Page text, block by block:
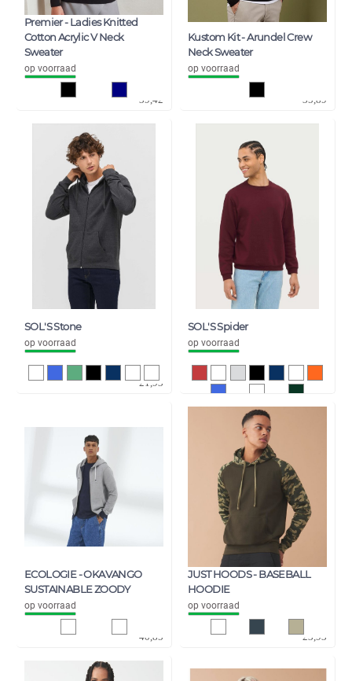
Premier - Ladies Knitted
Cotton Acrylic V Neck
Sweater
op voorraad
39,42
Kustom Kit - Arundel Crew
Neck Sweater
op voorraad
35,89
SOL'S Stone
op voorraad
18,12
21,93
SOL'S Spider
op voorraad
7,50
9,08
ECOLOGIE - OKAVANGO
SUSTAINABLE ZOODY
op voorraad
40,85
JUST HOODS - BASEBALL
HOODIE
op voorraad
19,78
23,93